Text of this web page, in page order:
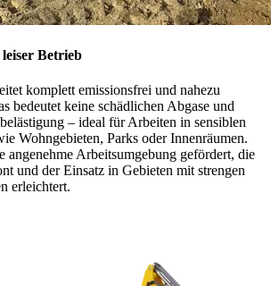
Betrieb
komplett emissionsfrei und nahezu
bedeutet keine schädlichen Abgase und
– ideal für Arbeiten in sensiblen
Wohngebieten, Parks oder Innenräumen.
angenehme Arbeitsumgebung gefördert, die
und der Einsatz in Gebieten mit strengen
erleichtert.